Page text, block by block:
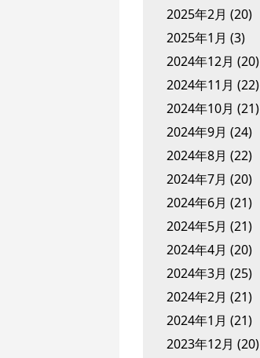
2025年2月 (20)
2025年1月 (3)
2024年12月 (20)
2024年11月 (22)
2024年10月 (21)
2024年9月 (24)
2024年8月 (22)
2024年7月 (20)
2024年6月 (21)
2024年5月 (21)
2024年4月 (20)
2024年3月 (25)
2024年2月 (21)
2024年1月 (21)
2023年12月 (20)